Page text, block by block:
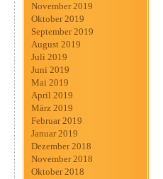
November 2019
Oktober 2019
September 2019
August 2019
Juli 2019
Juni 2019
Mai 2019
April 2019
März 2019
Februar 2019
Januar 2019
Dezember 2018
November 2018
Oktober 2018